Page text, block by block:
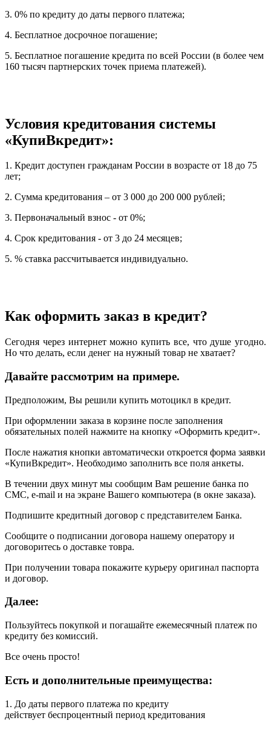
3. 0% по кредиту до даты первого платежа;
4. Бесплатное досрочное погашение;
5. Бесплатное погашение кредита по всей России (в более чем
160 тысяч партнерских точек приема платежей).
Условия кредитования системы
«КупиВкредит»:
1. Кредит доступен гражданам России в возрасте от 18 до 75
лет;
2. Сумма кредитования – от 3 000 до 200 000 рублей;
3. Первоначальный взнос - от 0%;
4. Срок кредитования - от 3 до 24 месяцев;
5. % ставка рассчитывается индивидуально.
Как оформить заказ в кредит?
Сегодня через интернет можно купить все, что душе угодно.
Но что делать, если денег на нужный товар не хватает?
Давайте рассмотрим на примере.
Предположим, Вы решили купить мотоцикл в кредит.
При оформлении заказа в корзине после заполнения
обязательных полей нажмите на кнопку «Оформить кредит».
После нажатия кнопки автоматически откроется форма заявки
«КупиВкредит». Необходимо заполнить все поля анкеты.
В течении двух минут мы сообщим Вам решение банка по
СМС, e-mail и на экране Вашего компьютера (в окне заказа).
Подпишите кредитный договор с представителем Банка.
Сообщите о подписании договора нашему оператору и
договоритесь о доставке товра.
При получении товара покажите курьеру оригинал паспорта
и договор.
Далее:
Пользуйтесь покупкой и погашайте ежемесячный платеж по
кредиту без комиссий.
Все очень просто!
Есть и дополнительные преимущества:
1. До даты первого платежа по кредиту
действует беспроцентный период кредитования